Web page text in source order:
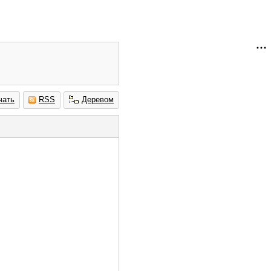
RSS Деревом